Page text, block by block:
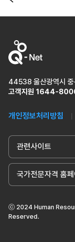
이전
44538 울산광역시
고객지원 1644-
개인정보처리방침
관련사이트
국가전문자격 홈페
ⓒ 2024 Human
Reserved.